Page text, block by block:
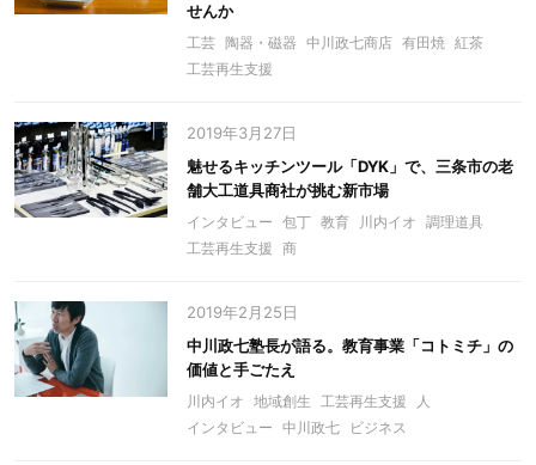
せんか
工芸 陶器・磁器 中川政七商店 有田焼 紅茶
工芸再生支援
2019年3月27日
魅せるキッチンツール「DYK」で、三条市の老
舗大工道具商社が挑む新市場
インタビュー 包丁 教育 川内イオ 調理道具
工芸再生支援 商
2019年2月25日
中川政七塾長が語る。教育事業「コトミチ」の
価値と手ごたえ
川内イオ 地域創生 工芸再生支援
人
インタビュー 中川政七 ビジネス